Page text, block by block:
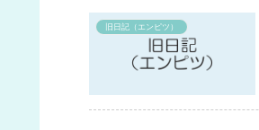
旧日記（エンピツ）